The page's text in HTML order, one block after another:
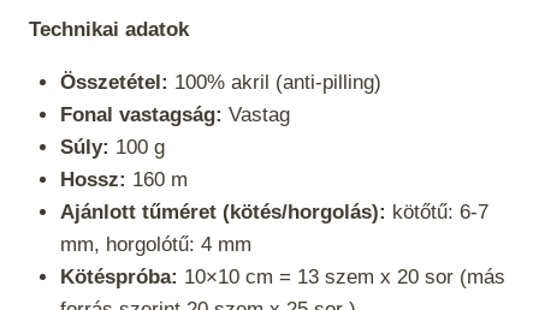
Technikai adatok
Összetétel: 100% akril (anti-pilling)
Fonal vastagság: Vastag
Súly: 100 g
Hossz: 160 m
Ajánlott tűméret (kötés/horgolás): kötőtű: 6-7
mm, horgolótű: 4 mm
Kötéspróba: 10×10 cm = 13 szem x 20 sor (más